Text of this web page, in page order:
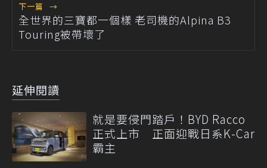
下一篇 →
全世界的三寶都一個樣 老司機的Alpina B3
Touring被帶壞了
延伸閱讀
就是要侵門踏戶！BYD Racco
正式上市 正面迎戰日系K-Car
霸主